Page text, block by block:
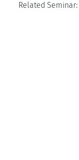
Related Seminar: